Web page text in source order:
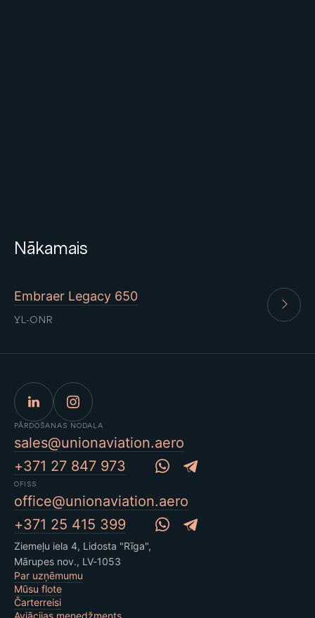
Nākamais
Embraer Legacy 650
YL-ONR
PĀRDOŠANAS NODAĻA
sales@unionaviation.aero
+371 27 847 973
OFISS
office@unionaviation.aero
+371 25 415 399
Ziemeļu iela 4, Lidosta "Rīga",
Mārupes nov., LV-1053
Par uzņēmumu
Mūsu flote
Čarterreisi